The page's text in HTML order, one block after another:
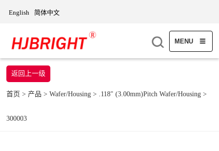
English 简体中文
MENU
返回上一级
首页 > 产品 >Wafer/Housing> .118" (3.00mm)Pitch Wafer/Housing >
300003